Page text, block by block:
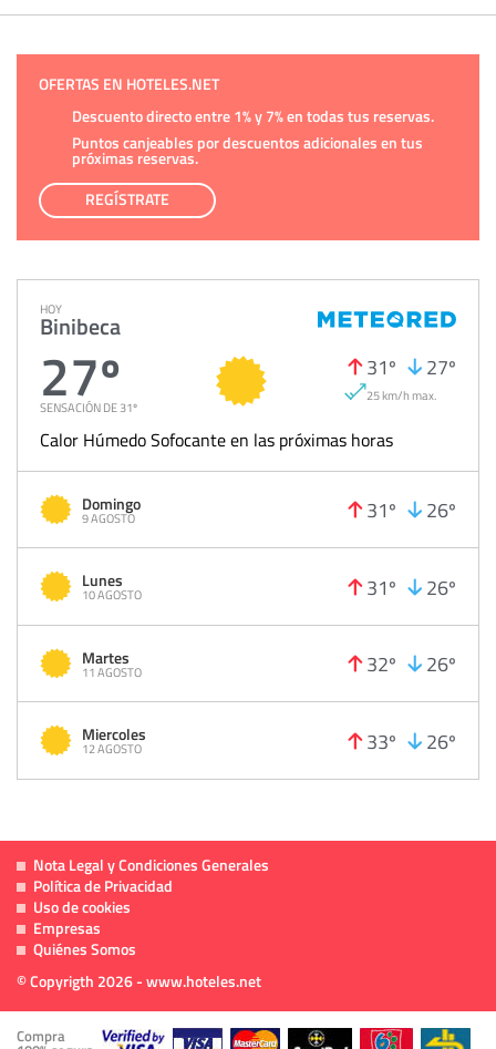
OFERTAS EN HOTELES.NET
Descuento directo entre 1% y 7% en todas tus reservas.
Puntos canjeables por descuentos adicionales en tus
próximas reservas.
REGÍSTRATE
HOY
Binibeca
27º
SENSACIÓN DE 31º
31º 27º
25 km/h max.
Calor Húmedo Sofocante en las próximas horas
Domingo
9 AGOSTO 31º 26º
Lunes
10 AGOSTO 31º 26º
Martes
11 AGOSTO 32º 26º
Miercoles
12 AGOSTO 33º 26º
Nota Legal y Condiciones Generales
Política de Privacidad
Uso de cookies
Empresas
Quiénes Somos
© Copyrigth 2026 - www.hoteles.net
Compra